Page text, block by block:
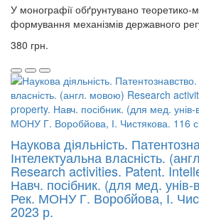
У монографії обґрунтувано теоретико-
формування механізмів державного
380 грн.
Наукова діяльність.
Інтелектуальна власність.
Research activities. Patent.
Навч. посібник. (для мед. унів-
Рек. МОНУ Г. Воробйова, І.
2023 р.